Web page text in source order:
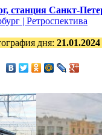
станция Санкт-
| Ретроспектива
дня: 21.01.2024